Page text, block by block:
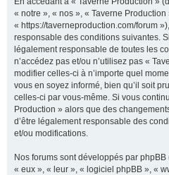
« notre », « nos », « Taverne Production
« https://taverneproduction.com/forum
responsable des conditions suivantes.
légalement responsable de toutes les
n’accédez pas et/ou n’utilisez pas «
modifier celles-ci à n’importe quel
vous en soyez informé, bien qu’il soit
celles-ci par vous-même. Si vous
Production » alors que des
d’être légalement responsable des
et/ou modifications.
Nos forums sont développés par phpBB
« eux », « leur », « logiciel phpBB », «